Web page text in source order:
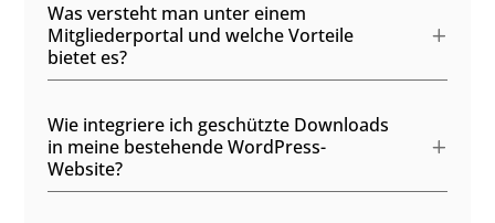
Was versteht man unter einem
Mitgliederportal und welche Vorteile
bietet es?
Wie integriere ich geschützte Downloads
in meine bestehende WordPress-
Website?